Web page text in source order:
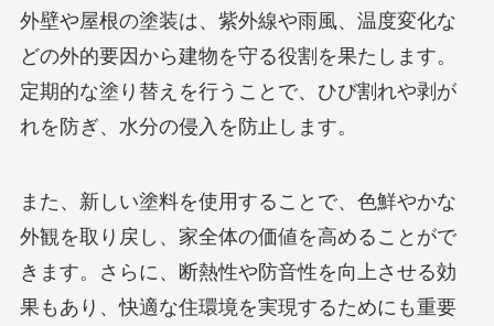
外壁や屋根の塗装は、紫外線や雨風、温度変化な
どの外的要因から建物を守る役割を果たします。
定期的な塗り替えを行うことで、ひび割れや剥が
れを防ぎ、水分の侵入を防止します。
また、新しい塗料を使用することで、色鮮やかな
外観を取り戻し、家全体の価値を高めることがで
きます。さらに、断熱性や防音性を向上させる効
果もあり、快適な住環境を実現するためにも重要